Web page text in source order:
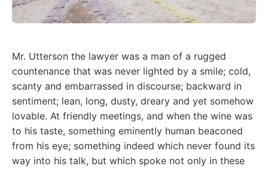
Mr. Utterson the lawyer was a man of a rugged
countenance that was never lighted by a smile; cold,
scanty and embarrassed in discourse; backward in
sentiment; lean, long, dusty, dreary and yet somehow
lovable. At friendly meetings, and when the wine was
to his taste, something eminently human beaconed
from his eye; something indeed which never found its
way into his talk, but which spoke not only in these